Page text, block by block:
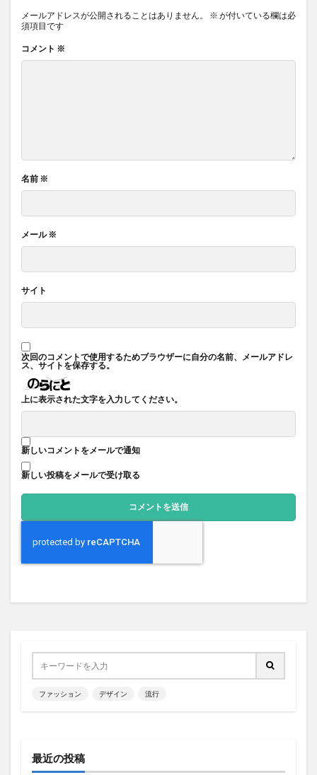
メールアドレスが公開されることはありません。 ※ が付いている欄は必
須項目です
コメント ※
名前 ※
メール※
サイト
次回のコメントで使用するためブラウザーに自分の名前、メールアドレ
ス、サイトを保存する。
上に表示された文字を入力してください。
新しいコメントをメールで通知
新しい投稿をメールで受け取る
ファッション デザイン 流行
最近の投稿